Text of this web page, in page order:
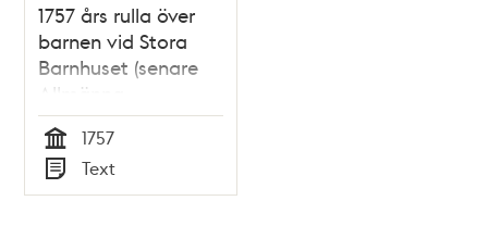
1757 års rulla över
barnen vid Stora
Barnhuset (senare
Allmänna
Barnhuset)
Tid
1757
Typ
Text